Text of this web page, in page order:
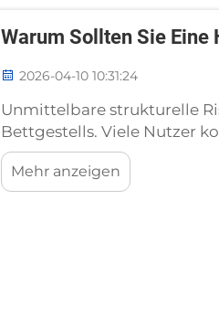
Warum Sollten Sie
2026-04-10 10:31:24
Unmittelbare strukturelle
Bettgestells. Viele Nutzer
Bettgestells ausschließlich
Bedeutung der
Mehr anzeigen